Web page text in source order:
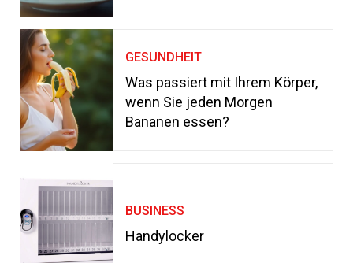
GESUNDHEIT
Was passiert mit Ihrem Körper,
wenn Sie jeden Morgen
Bananen essen?
BUSINESS
Handylocker